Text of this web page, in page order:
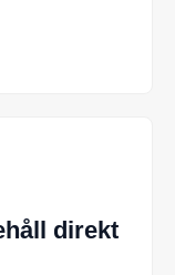
direkt